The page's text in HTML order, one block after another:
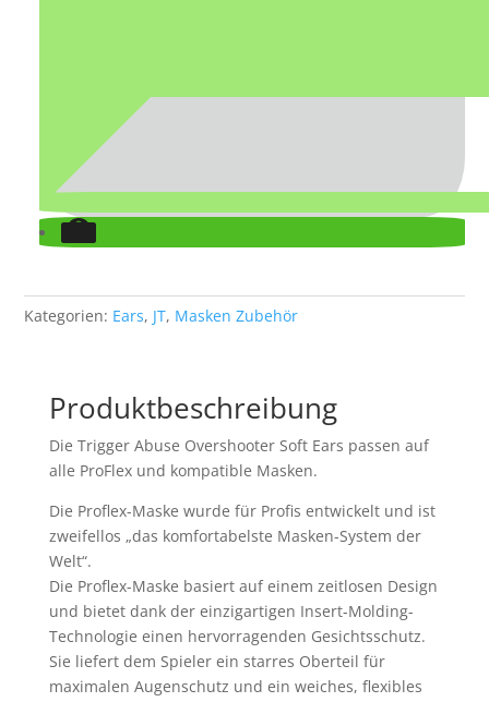
Kategorien: Ears, JT, Masken Zubehör
Produktbeschreibung
Die Trigger Abuse Overshooter Soft Ears passen auf
alle ProFlex und kompatible Masken.
Die Proflex-Maske wurde für Profis entwickelt und ist
zweifellos „das komfortabelste Masken-System der
Welt“.
Die Proflex-Maske basiert auf einem zeitlosen Design
und bietet dank der einzigartigen Insert-Molding-
Technologie einen hervorragenden Gesichtsschutz.
Sie liefert dem Spieler ein starres Oberteil für
maximalen Augenschutz und ein weiches, flexibles